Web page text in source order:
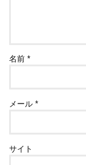
名前*
メール*
サイト